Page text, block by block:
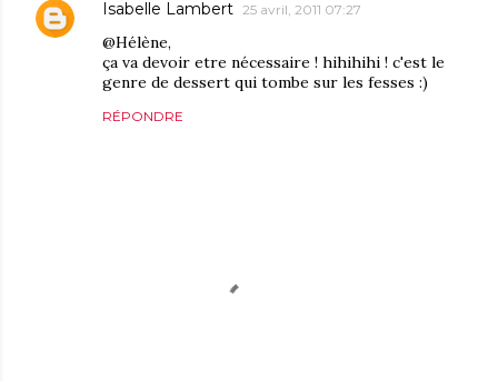
Isabelle Lambert 25 avril, 2011 07:27
@Hélène,
ça va devoir etre nécessaire ! hihihihi ! c'est le
genre de dessert qui tombe sur les fesses :)
RÉPONDRE